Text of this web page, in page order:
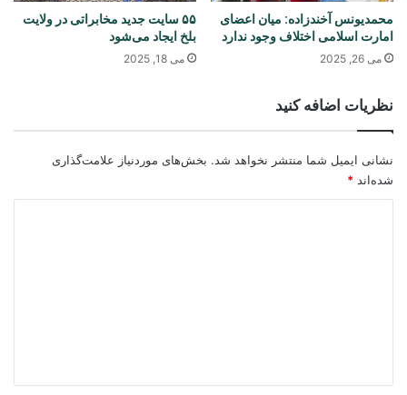
محمدیونس آخندزاده: میان اعضای
امارت اسلامی اختلاف وجود ندارد
می 26, 2025
۵۵ سایت جدید مخابراتی در ولایت
بلخ ایجاد می‌شود
می 18, 2025
نظریات اضافه کنید
نشانی ایمیل شما منتشر نخواهد شد. بخش‌های موردنیاز علامت‌گذاری
شده‌اند *